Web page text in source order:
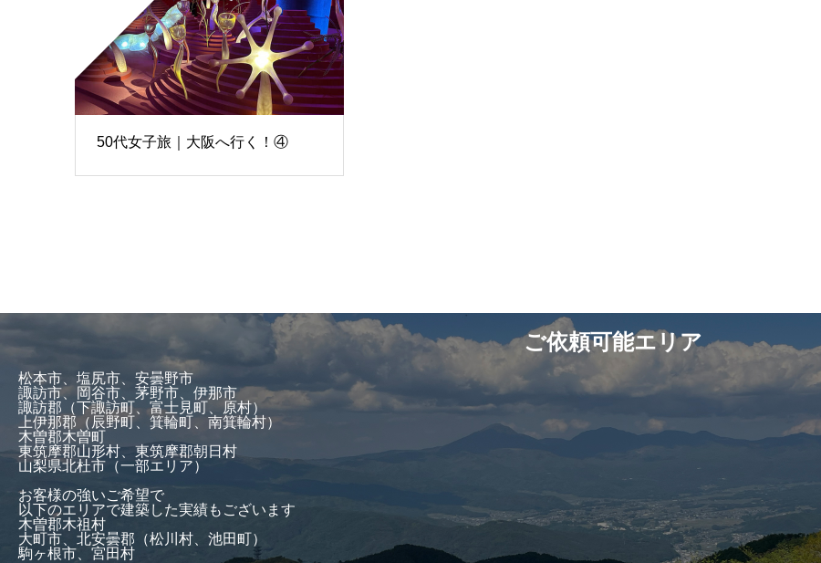
50代女子旅｜大阪へ行く！④
ご依頼可能エリア
松本市、塩尻市、安曇野市
諏訪市、岡谷市、茅野市、伊那市
諏訪郡（下諏訪町、富士見町、原村）
上伊那郡（辰野町、箕輪町、南箕輪村）
木曽郡木曽町
東筑摩郡山形村、東筑摩郡朝日村
山梨県北杜市（一部エリア）
お客様の強いご希望で
以下のエリアで建築した実績もございます
木曽郡木祖村
大町市、北安曇郡（松川村、池田町）
駒ヶ根市、宮田村